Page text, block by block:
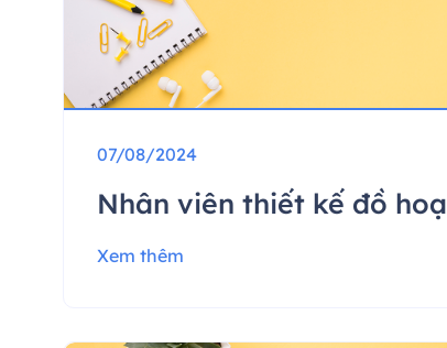
Nhân viên thiết kế đồ hoạ
07/08/2024
Xem thêm